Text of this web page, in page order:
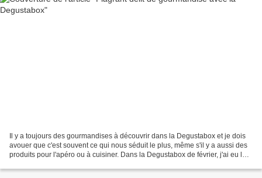
Il y a toujours des gourmandises à découvrir dans la Degustabox et je dois
avouer que c'est souvent ce qui nous séduit le plus, même s'il y a aussi des
produits pour l'apéro ou à cuisiner. Dans la Degustabox de février, j'ai eu le